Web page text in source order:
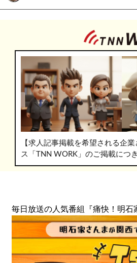
【求人記事掲載を希望される企
ス「TNN WORK」のご掲載につ
毎日放送の人気番組『痛快！明石